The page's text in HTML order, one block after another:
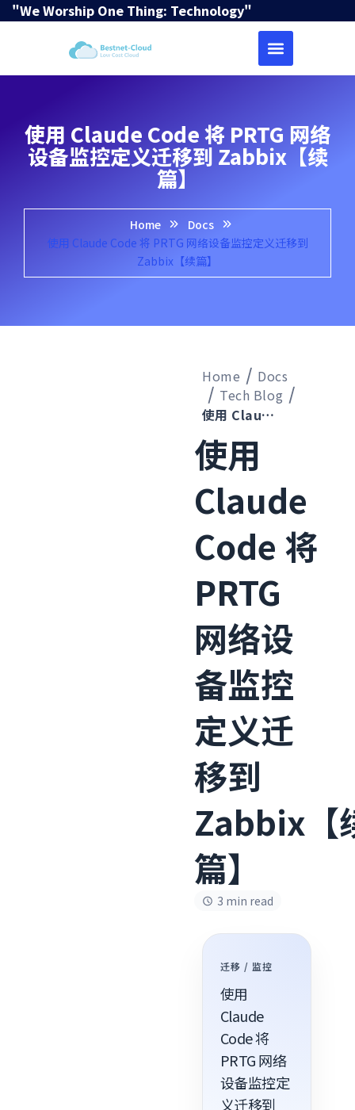
"We Worship One Thing: Technology"
使用 Claude Code 将 PRTG 网络
设备监控定义迁移到 Zabbix【续
篇】
Home
Docs
使用 Claude Code 将 PRTG 网络设备监控定义迁移到
Zabbix【续篇】
Home
Docs
Tech Blog
使用 Claude Code 将 PRTG 网络设备监控定义迁移到 Zabbix【续篇】
使用
Claude
Code 将
PRTG
网络设
备监控
定义迁
移到
Zabbix【
篇】
3 min read
迁移 / 监控
使用
Claude
Code 将
PRTG 网络
设备监控定
义迁移到